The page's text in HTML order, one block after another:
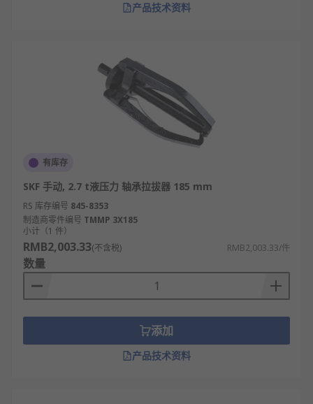
产品技术资料
有库存
SKF 手动, 2.7 t液压力 轴承拉拔器 185 mm
RS 库存编号 845-8353
制造商零件编号 TMMP 3X185
小计（1 件）
RMB2,003.33(不含税) RMB2,003.33/件
数量
添加
产品技术资料